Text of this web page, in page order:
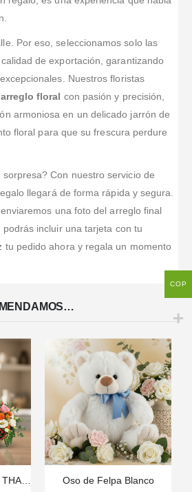
Por eso, seleccionamos solo las
de exportación, garantizando
Nuestros floristas
arreglo floral con pasión y precisión,
armoniosa en un delicado jarrón de
floral para que su frescura perdure
Con nuestro servicio de
llegará de forma rápida y segura.
una foto del arreglo final
incluir una tarjeta con tu
tu pedido ahora y regala un momento
Elegante Cesta Frutal THALIA con Lirios y Anturios ⚜️ Oso de Felpa Blanco
COP